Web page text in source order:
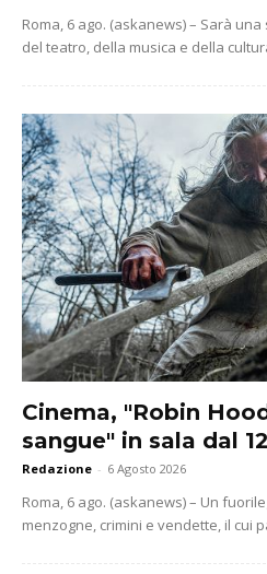
Roma, 6 ago. (askanews) – Sarà
del teatro, della musica e della
Cinema, "Robin
sangue" in sala dal
Redazione - 6 Agosto 2026
Roma, 6 ago. (askanews) – Un
menzogne, crimini e vendette, il cui